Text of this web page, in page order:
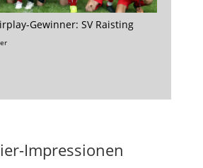
Gewinner: SV Raisting
Impressionen